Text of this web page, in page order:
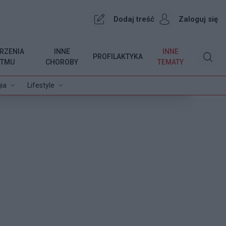
Dodaj treść Zaloguj się
Lifestyle
INNE
CHOROBY
PROFILAKTYKA
INNE
TEMATY